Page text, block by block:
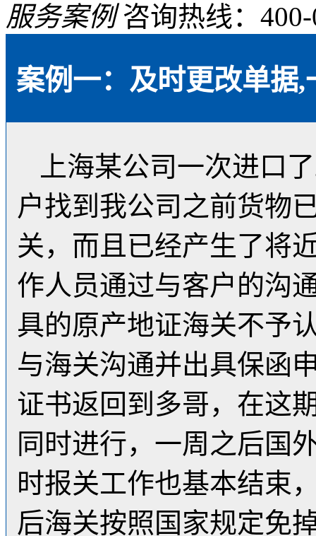
服务案例 咨询热线：
案例一：及时更改单据
上海某公司一次进口
户找到我公司之前货物
关，而且已经产生了将
作人员通过与客户的沟
具的原产地证海关不予
与海关沟通并出具保函
证书返回到多哥，在这
同时进行，一周之后国
时报关工作也基本结束
后海关按照国家规定免